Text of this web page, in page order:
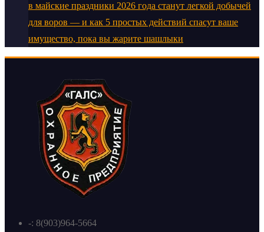
в майские праздники 2026 года станут легкой добычей
для воров — и как 5 простых действий спасут ваше
имущество, пока вы жарите шашлыки
-: 8(903)964-5664